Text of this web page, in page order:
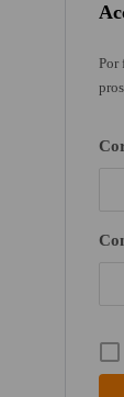
Por